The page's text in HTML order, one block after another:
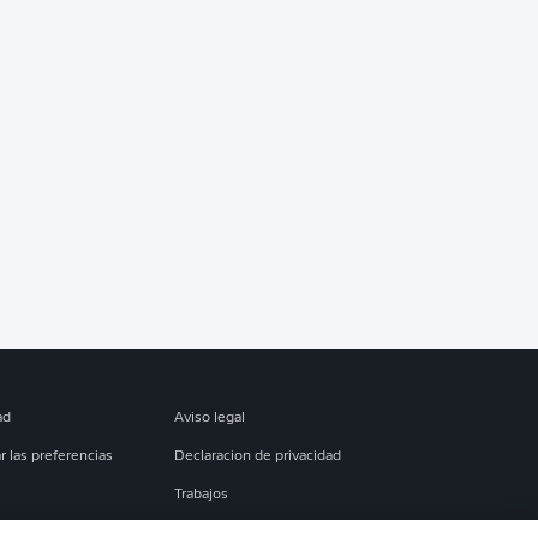
Aviso legal
las preferencias Declaracion de privacidad
Trabajos